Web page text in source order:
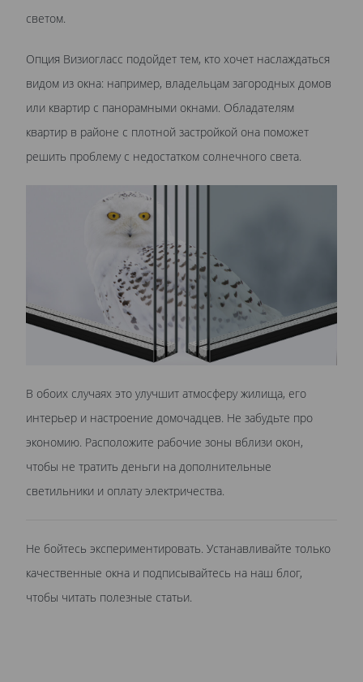
светом.
Опция Визиогласс подойдет тем, кто хочет наслаждаться
видом из окна: например, владельцам загородных домов
или квартир с панорамными окнами. Обладателям
квартир в районе с плотной застройкой она поможет
решить проблему с недостатком солнечного света.
В обоих случаях это улучшит атмосферу жилища, его
интерьер и настроение домочадцев. Не забудьте про
экономию. Расположите рабочие зоны вблизи окон,
чтобы не тратить деньги на дополнительные
светильники и оплату электричества.
Не бойтесь экспериментировать. Устанавливайте только
качественные окна и подписывайтесь на наш блог,
чтобы читать полезные статьи.